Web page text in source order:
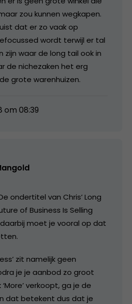
zou kunnen wegkapen.
dat er zo vaak op
wordt terwijl er tal
zijn waar de long tail ook in
de nichezaken het erg
grote warenhuizen.
om 08:39
ondertitel van Chris’ Long
of Business Is Selling
daarbij moet je vooral op dat
zit namelijk geen
je je aanbod zo groot
verkoopt, ga je de
dat betekent dus dat je